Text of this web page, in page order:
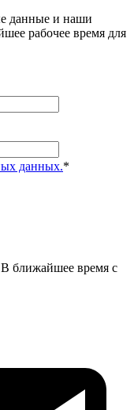
данные и наши
рабочее время для
данных.*
ближайшее время с